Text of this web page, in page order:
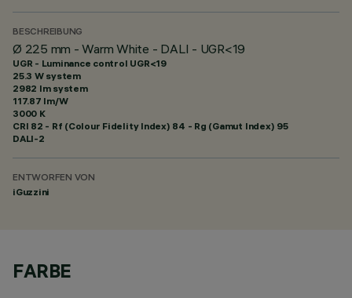
BESCHREIBUNG
Ø 225 mm - Warm White - DALI - UGR<19
UGR - Luminance control UGR<19
25.3 W system
2982 lm system
117.87 lm/W
3000 K
CRI 82 - Rf (Colour Fidelity Index) 84 - Rg (Gamut Index) 95
DALI-2
ENTWORFEN VON
iGuzzini
FARBE